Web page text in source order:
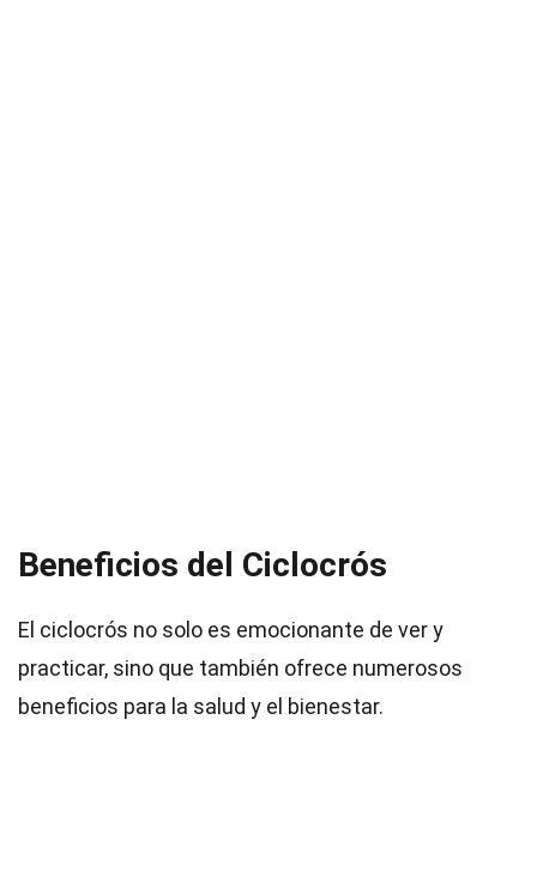
Beneficios del Ciclocrós
El ciclocrós no solo es emocionante de ver y
practicar, sino que también ofrece numerosos
beneficios para la salud y el bienestar.